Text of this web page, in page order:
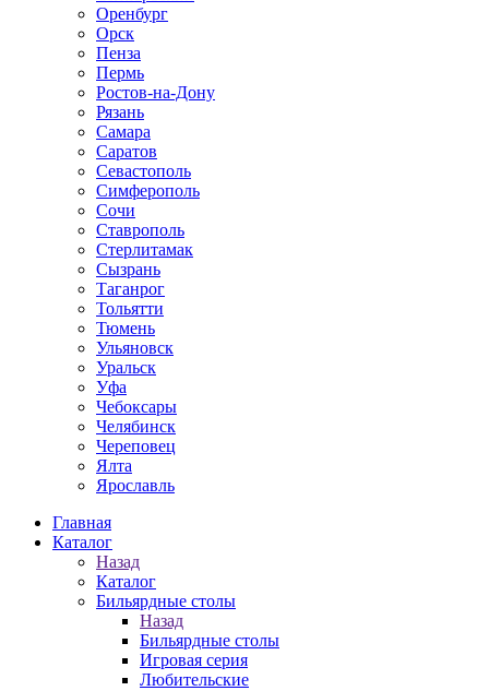
Оренбург
Орск
Пенза
Пермь
Ростов-на-Дону
Рязань
Самара
Саратов
Севастополь
Симферополь
Сочи
Ставрополь
Стерлитамак
Сызрань
Таганрог
Тольятти
Тюмень
Ульяновск
Уральск
Уфа
Чебоксары
Челябинск
Череповец
Ялта
Ярославль
Главная
Каталог
Назад
Каталог
Бильярдные столы
Назад
Бильярдные столы
Игровая серия
Любительские